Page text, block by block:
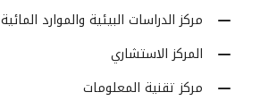
مركز الدراسات البيئية والموارد المائية
المركز الاستشاري
مركز تقنية المعلومات